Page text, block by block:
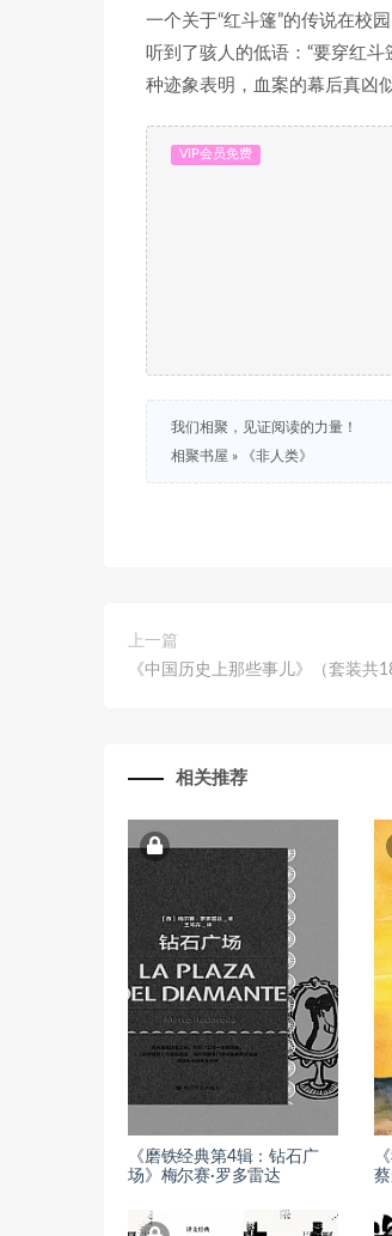
一个关于“红斗篷”的传说在校
听到了骇人的低语：“要穿红
种迹象表明，血案的幕后真凶
VIP会员免费
我们相聚，见证阅读的力量！
相聚书屋 » 《非人类》
上一篇
《中国历史上那些事儿》（套装共
相关推荐
《磨铁经典第4辑：钻石广
场》梅尔赛·罗多雷达